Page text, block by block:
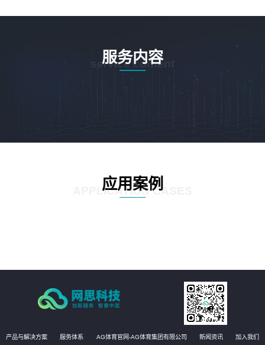
服务内容
service content
应用案例
APPLICATION CASES
产品与解决方案 服务体系 AG体育官网-AG体育集团有限公司 新闻资讯 加入我们